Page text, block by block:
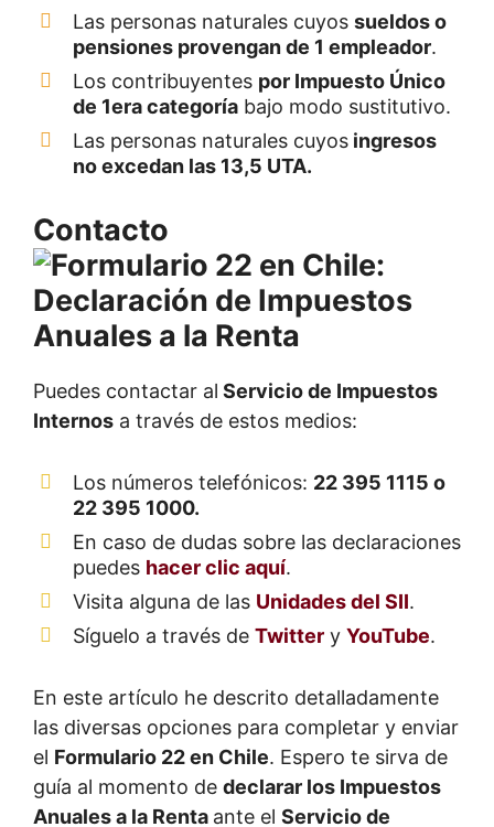
Las personas naturales cuyos sueldos o
pensiones provengan de 1 empleador.
Los contribuyentes por Impuesto Único
de 1era categoría bajo modo sustitutivo.
Las personas naturales cuyos ingresos
no excedan las 13,5 UTA.
Contacto
Puedes contactar al Servicio de Impuestos
Internos a través de estos medios:
Los números telefónicos: 22 395 1115 o
22 395 1000.
En caso de dudas sobre las declaraciones
puedes hacer clic aquí.
Visita alguna de las Unidades del SII.
Síguelo a través de Twitter y YouTube.
En este artículo he descrito detalladamente
las diversas opciones para completar y enviar
el Formulario 22 en Chile. Espero te sirva de
guía al momento de declarar los Impuestos
Anuales a la Renta ante el Servicio de